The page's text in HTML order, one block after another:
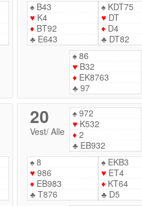
♠B43
♥K4
♦BT92
♣E643
♠ KDT75
♥ DT
♦ D4
♣ DT82
♠ 86
♥ B32
♦ EK8763
♣ 97
20
Vest/ Alle
♠ 972
♥ K532
♦ 2
♣ EB932
♠8
♥986
♦EB983
♣T876
♠ EKB3
♥ ET4
♦ KT64
♣ D5